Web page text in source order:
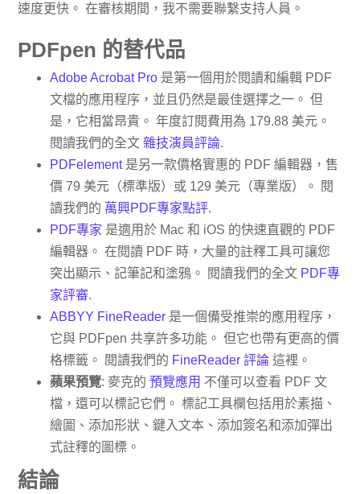
速度更快。 在審核期間，我不需要聯繫支持人員。
PDFpen 的替代品
Adobe Acrobat Pro 是第一個用於閱讀和編輯 PDF
文檔的應用程序，並且仍然是最佳選擇之一。 但
是，它相當昂貴。 年度訂閱費用為 179.88 美元。
閱讀我們的全文雜技演員評論.
PDFelement是另一款價格實惠的 PDF 編輯器，售
價 79 美元（標準版）或 129 美元（專業版）。 閱
讀我們的 萬興PDF專家點評.
PDF專家 是適用於 Mac 和 iOS 的快速直觀的 PDF
編輯器。 在閱讀 PDF 時，大量的註釋工具可讓您
突出顯示、記筆記和塗鴉。 閱讀我們的全文 PDF專
家評審.
ABBYY FineReader 是一個備受推崇的應用程序，
它與 PDFpen 共享許多功能。 但它也帶有更高的價
格標籤。 閱讀我們的 FineReader 評論 這裡。
蘋果預覽: 麥克的預覽應用 不僅可以查看 PDF 文
檔，還可以標記它們。 標記工具欄包括用於素描、
繪圖、添加形狀、鍵入文本、添加簽名和添加彈出
式註釋的圖標。
結論